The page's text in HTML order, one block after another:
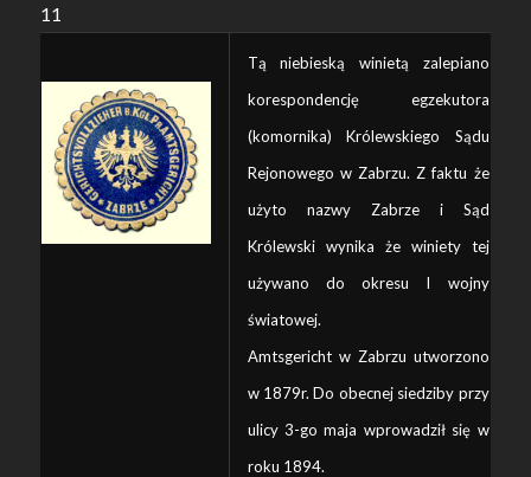
11
Tą niebieską winietą zalepiano
korespondencję egzekutora
(komornika) Królewskiego Sądu
Rejonowego w Zabrzu. Z faktu że
użyto nazwy Zabrze i Sąd
Królewski wynika że winiety tej
używano do okresu I wojny
światowej.
​Amtsgericht w Zabrzu utworzono
w 1879r. Do obecnej siedziby przy
ulicy 3-go maja wprowadził się w
roku 1894.